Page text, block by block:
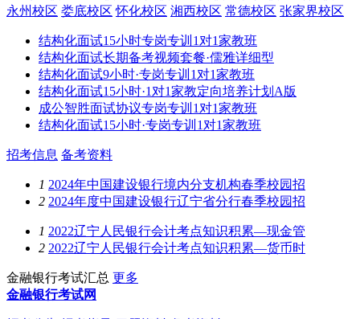
永州校区 娄底校区 怀化校区 湘西校区 常德校区 张家界校区
结构化面试15小时专岗专训1对1家教班
结构化面试长期备考视频套餐·儒雅详细型
结构化面试9小时·专岗专训1对1家教班
结构化面试15小时·1对1家教定向培养计划A版
成公智胜面试协议专岗专训1对1家教班
结构化面试15小时·专岗专训1对1家教班
招考信息 备考资料
1 2024年中国建设银行境内分支机构春季校园招
2 2024年度中国建设银行辽宁省分行春季校园招
1 2022辽宁人民银行会计考点知识积累—现金管
2 2022辽宁人民银行会计考点知识积累—货币时
金融银行考试汇总 更多
金融银行考试网